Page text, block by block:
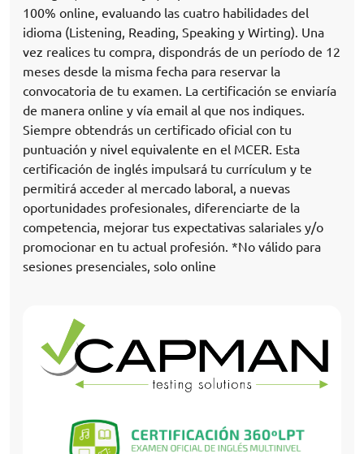
100% online, evaluando las cuatro habilidades del
idioma (Listening, Reading, Speaking y Wirting). Una
vez realices tu compra, dispondrás de un período de 12
meses desde la misma fecha para reservar la
convocatoria de tu examen. La certificación se enviaría
de manera online y vía email al que nos indiques.
Siempre obtendrás un certificado oficial con tu
puntuación y nivel equivalente en el MCER. Esta
certificación de inglés impulsará tu currículum y te
permitirá acceder al mercado laboral, a nuevas
oportunidades profesionales, diferenciarte de la
competencia, mejorar tus expectativas salariales y/o
promocionar en tu actual profesión. *No válido para
sesiones presenciales, solo online